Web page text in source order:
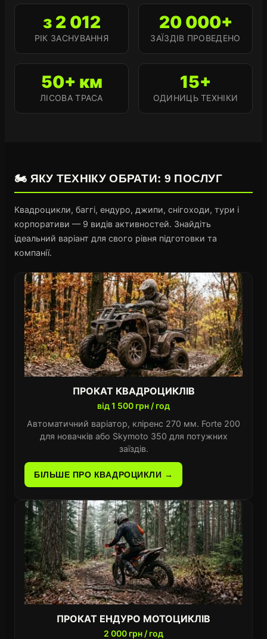
з 2 012
РІК ЗАСНУВАННЯ
20 000+
ЗАЇЗДІВ ПРОВЕДЕНО
50+ км
ЛІСОВА ТРАСА
15+
ОДИНИЦЬ ТЕХНІКИ
🏍️ ЯКУ ТЕХНІКУ ОБРАТИ: 9 ПОСЛУГ
Квадроцикли, баггі, ендуро, джипи, снігоходи, тури і
корпоративи — 9 видів активностей. Знайдіть
ідеальний варіант для свого рівня підготовки та
компанії.
ПРОКАТ КВАДРОЦИКЛІВ
від 1 500 грн / год
Автоматичний варіатор, кліренс 270 мм. Forte 200
для новачків або Skymoto 350 для потужних
заїздів.
БІЛЬШЕ ПРО КВАДРОЦИКЛИ →
ПРОКАТ ЕНДУРО МОТОЦИКЛІВ
2 000 грн / год